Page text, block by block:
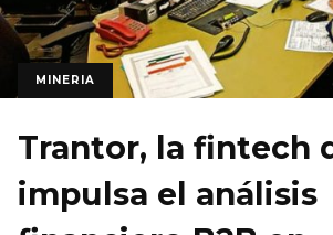
MINERIA
Trantor, la fintech
impulsa el análisis